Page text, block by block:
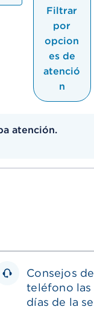
Filtrar
por
opcion
es de
atenció
n
atención.
Consejos
teléfono las
días de la